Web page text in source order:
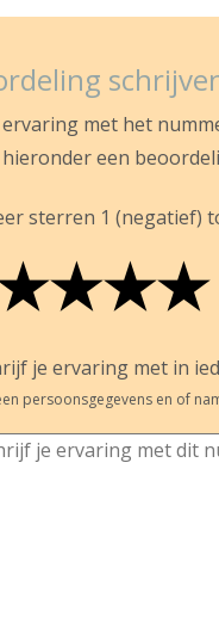
met het
een
sterren 1 (negatief)
★
★★
★★★
je ervaring met in
persoonsgegevens en of